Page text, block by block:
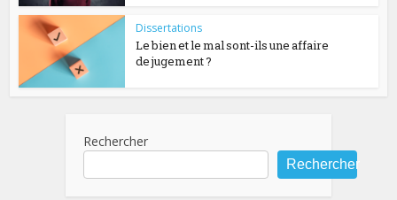
Dissertations
Le bien et le mal sont-ils une affaire
de jugement ?
Rechercher
Rechercher